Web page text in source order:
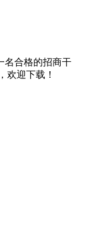
名合格的招商干
欢迎下载！